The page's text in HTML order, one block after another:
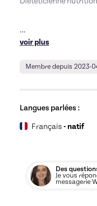
...
voir plus
Membre depuis 2023-
Langues parlées :
Français - natif
Des
Je vous
messagerie